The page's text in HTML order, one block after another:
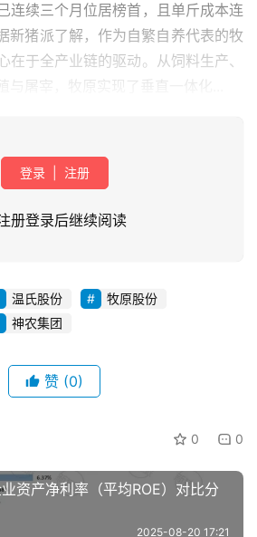
连续三个月位居榜首，且单斤成本连
新猪派了解，作为自繁自养代表的牧
在于全产业链的驱动。从饲料生产、
与屠宰，牧原实现了垂直一体化...
登录 注册
册登录后继续阅读
温氏股份
牧原股份
神农集团
赞 (0)
0 0
资产净利率（平均ROE）对比分
2025-08-20 17:21